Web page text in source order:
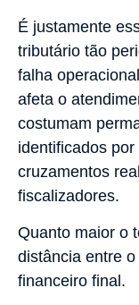
É justamente
tributário tão
falha
afeta o
costumam
identificados
cruzamentos
fiscalizadores.
Quanto maior o
distância entre
financeiro final.